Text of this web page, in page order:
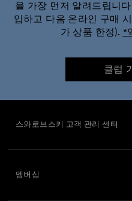
을 가장 먼저 알려드립니
입하고 다음 온라인 구매
가 상품 한정). *
클럽
스와로브스키 고객 관리 센터
멤버십